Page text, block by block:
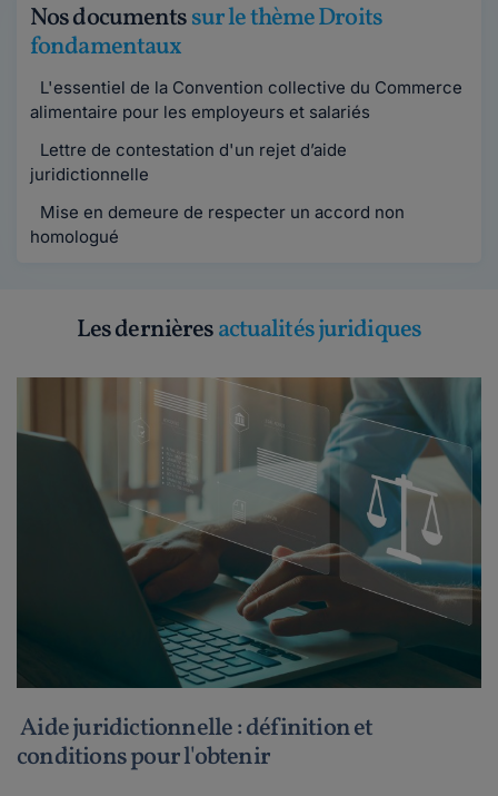
Nos documentssur le thème Droits
fondamentaux
L'essentiel de la Convention collective du Commerce
alimentaire pour les employeurs et salariés
Lettre de contestation d'un rejet d’aide
juridictionnelle
Mise en demeure de respecter un accord non
homologué
Les dernièresactualités juridiques
Aide juridictionnelle : définition et
conditions pour l'obtenir